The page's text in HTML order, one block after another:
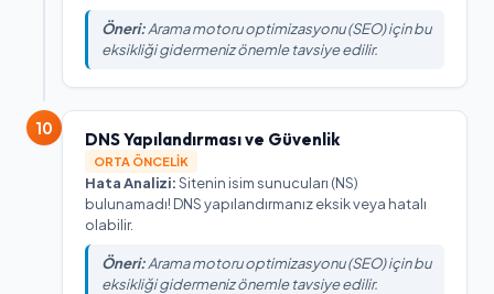
Öneri:Arama motoru optimizasyonu (SEO) için bu
eksikliği gidermeniz önemle tavsiye edilir.
10
DNS Yapılandırması ve Güvenlik
ORTA ÖNCELIK
Hata Analizi:Sitenin isim sunucuları (NS)
bulunamadı! DNS yapılandırmanız eksik veya hatalı
olabilir.
Öneri:Arama motoru optimizasyonu (SEO) için bu
eksikliği gidermeniz önemle tavsiye edilir.